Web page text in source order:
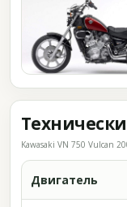
Kawasaki VN 750 Vulcan
Двигатель